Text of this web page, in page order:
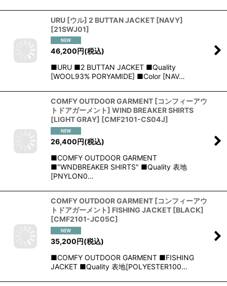
URU [ウル] 2 BUTTAN JACKET [NAVY]
[21SWJ01]
46,200円(税込)
■URU ■2 BUTTAN JACKET ■Quality
[WOOL93% PORYAMIDE] ■Color [NAV…
COMFY OUTDOOR GARMENT [コンフィーアウ
トドアガーメント] WIND BREAKER SHIRTS
[LIGHT GRAY] [CMF2101-CS04J]
26,400円(税込)
■COMFY OUTDOOR GARMENT
■"WNDBREAKER SHIRTS" ■Quality 表地
[PNYLON0…
COMFY OUTDOOR GARMENT [コンフィーアウ
トドアガーメント] FISHING JACKET [BLACK]
[CMF2101-JC05C]
35,200円(税込)
■COMFY OUTDOOR GARMENT ■FISHING
JACKET ■Quality 表地[POLYESTER100…